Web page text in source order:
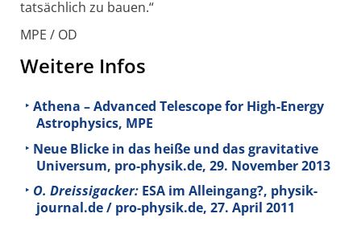
tatsächlich zu bauen.“
MPE / OD
Weitere Infos
Athena – Advanced Telescope for High-Energy
Astrophysics, MPE
Neue Blicke in das heiße und das gravitative
Universum, pro-physik.de, 29. November 2013
O. Dreissigacker: ESA im Alleingang?, physik-
journal.de / pro-physik.de, 27. April 2011